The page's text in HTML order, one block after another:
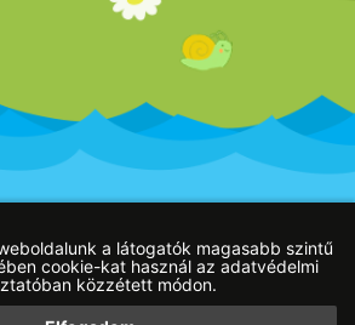
a látogatók magasabb szintű
cookie-kat használ az adatvédelmi
közzétett módon.